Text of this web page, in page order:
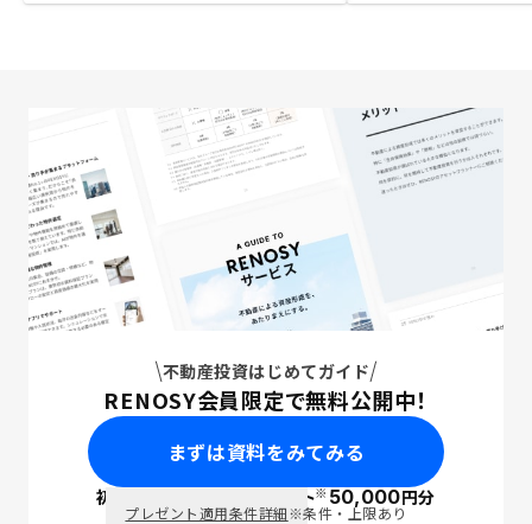
不動産投資はじめてガイド
RENOSY会員限定で無料公開中！
まずは資料をみてみる
初回面談で ポイント※50,000円分
プレゼント適用条件詳細※条件・上限あり